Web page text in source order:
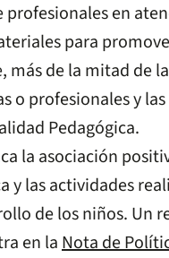
profesionales en
para
más de la mitad de
o profesionales y las
Pedagógica.
la asociación
y las actividades
de los niños. Un
en laNota de